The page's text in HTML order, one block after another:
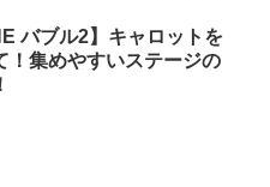
バブル2】キャロットを
！集めやすいステージの